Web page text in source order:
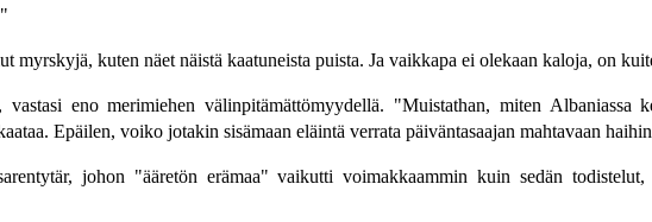
myrskyjä, kuten näet näistä kaatuneista puista. Ja vaikkapa ei olekaan kaloja, on
eno merimiehen välinpitämättömyydellä. "Muistathan, miten Albaniassa
Epäilen, voiko jotakin sisämaan eläintä verrata päiväntasaajan mahtavaan
johon "ääretön erämaa" vaikutti voimakkaammin kuin sedän